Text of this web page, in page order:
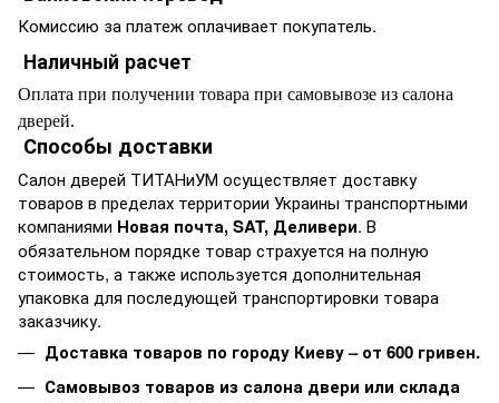
Комиссию за платеж оплачивает покупатель.
Наличный расчет
Оплата при получении товара при самовывозе из салона
дверей.
Способы доставки
Салон дверей ТИТАНиУМ осуществляет доставку
товаров в пределах территории Украины транспортными
компаниями Новая почта, SAT, Деливери. В
обязательном порядке товар страхуется на полную
стоимость, а также используется дополнительная
упаковка для последующей транспортировки товара
заказчику.
Доставка товаров по городу Киеву – от 600 гривен.
Самовывоз товаров из салона двери или склада